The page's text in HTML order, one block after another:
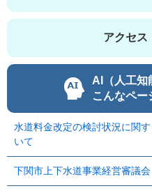
アクセス
AI（人工知
こんなペー
水道料金改定の検討状況に関
いて
下関市上下水道事業経営審議会